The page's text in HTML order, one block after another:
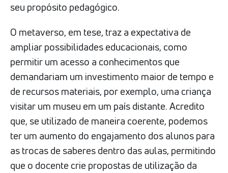
seu propósito pedagógico.
O metaverso, em tese, traz a expectativa de
ampliar possibilidades educacionais, como
permitir um acesso a conhecimentos que
demandariam um investimento maior de tempo e
de recursos materiais, por exemplo, uma criança
visitar um museu em um país distante. Acredito
que, se utilizado de maneira coerente, podemos
ter um aumento do engajamento dos alunos para
as trocas de saberes dentro das aulas, permitindo
que o docente crie propostas de utilização da